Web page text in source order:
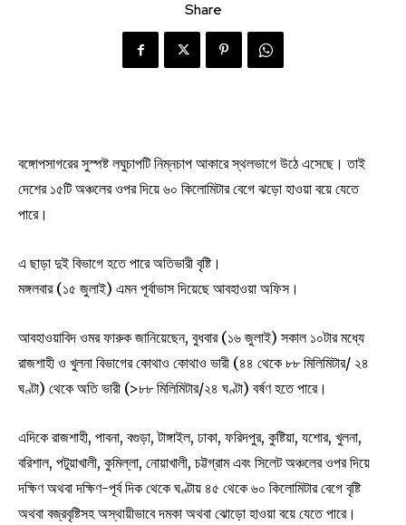
Share
বঙ্গোপসাগরের সুস্পষ্ট লঘুচাপটি নিম্নচাপ আকারে স্থলভাগে উঠে এসেছে। তাই
দেশের ১৫টি অঞ্চলের ওপর দিয়ে ৬০ কিলোমিটার বেগে ঝড়ো হাওয়া বয়ে যেতে
পারে।
এ ছাড়া দুই বিভাগে হতে পারে অতিভারী বৃষ্টি।
মঙ্গলবার (১৫ জুলাই) এমন পূর্বাভাস দিয়েছে আবহাওয়া অফিস।
আবহাওয়াবিদ ওমর ফারুক জানিয়েছেন, বুধবার (১৬ জুলাই) সকাল ১০টার মধ্যে
রাজশাহী ও খুলনা বিভাগের কোথাও কোথাও ভারী (৪৪ থেকে ৮৮ মিলিমিটার/ ২৪
ঘণ্টা) থেকে অতি ভারী (>৮৮ মিলিমিটার/২৪ ঘণ্টা) বর্ষণ হতে পারে।
এদিকে রাজশাহী, পাবনা, বগুড়া, টাঙ্গাইল, ঢাকা, ফরিদপুর, কুষ্টিয়া, যশোর, খুলনা,
বরিশাল, পটুয়াখালী, কুমিল্লা, নোয়াখালী, চট্টগ্রাম এবং সিলেট অঞ্চলের ওপর দিয়ে
দক্ষিণ অথবা দক্ষিণ-পূর্ব দিক থেকে ঘণ্টায় ৪৫ থেকে ৬০ কিলোমিটার বেগে বৃষ্টি
অথবা বজ্রবৃষ্টিসহ অস্থায়ীভাবে দমকা অথবা ঝোড়ো হাওয়া বয়ে যেতে পারে।